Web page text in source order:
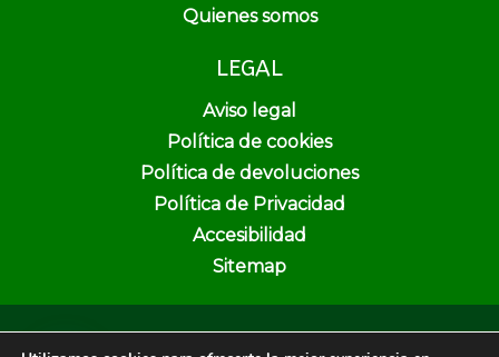
Quienes somos
LEGAL
Aviso legal
Política de cookies
Política de devoluciones
Política de Privacidad
Accesibilidad
Sitemap